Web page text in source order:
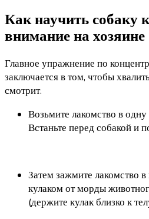
Как научить собаку
внимание на хозяине
Главное упражнение по
заключается в том, чтобы
смотрит.
Возьмите лакомство в одну
Встаньте перед собакой и
Затем зажмите лакомство в
кулаком от морды
(держите кулак близко к